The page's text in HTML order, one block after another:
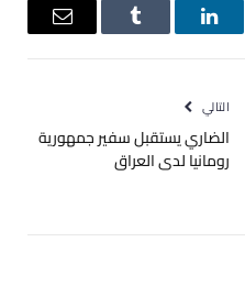
لينكدإن Tumblr
البريد
التالي
الضاري يستقبل سفير جمهورية
رومانيا لدى العراق